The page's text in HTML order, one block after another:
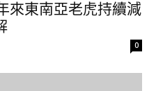
來東南亞老虎持續減
0